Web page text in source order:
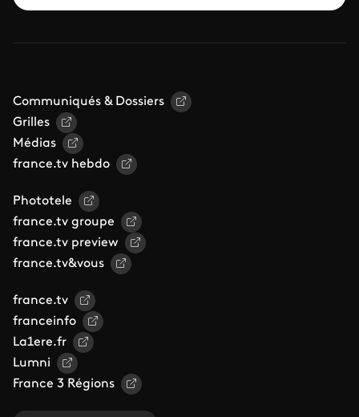
Communiqués & Dossiers
Grilles
Médias
france.tv hebdo
Phototele
france.tv groupe
france.tv preview
france.tv&vous
france.tv
franceinfo
La1ere.fr
Lumni
France 3 Régions